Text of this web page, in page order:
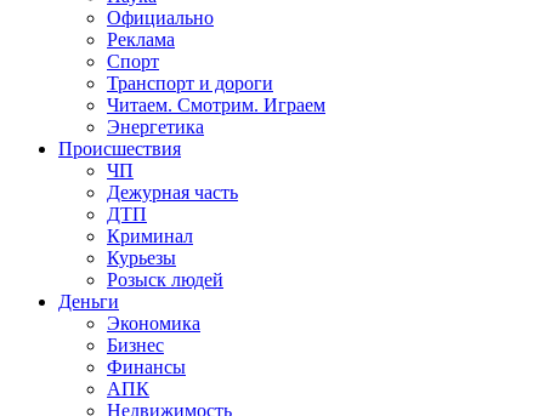
Официально
Реклама
Спорт
Транспорт и дороги
Читаем. Смотрим. Играем
Энергетика
Происшествия
ЧП
Дежурная часть
ДТП
Криминал
Курьезы
Розыск людей
Деньги
Экономика
Бизнес
Финансы
АПК
Недвижимость